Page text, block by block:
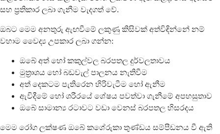
සහ ප්‍රතිකාර ලබා ගැනීම වැදගත් වේ.
ඔබට මෙම අනතුරු ඇඟවීමේ ලකුණු කිසිවක් අත්විඳින්නේ නම්
වහාම වෛද්‍ය උපකාර ලබා ගන්න:
ඔබේ අත් හෝ කකුල්වල බරපතල දුර්වලතාවය
මුත්‍රාශය හෝ බඩවැල් පාලනය නැතිවීම
අත් දෙකටම පැතිරෙන හිරිවැටීම හෝ ඇනීම
ඇවිදීමේ හෝ ශරීරයේ ශේෂය පවත්වා ගැනීමේ අපහසුතාව
ඔබේ සාමාන්‍ය රටාවට වඩා වෙනස් බරපතල හිසරදය
මෙම රෝග ලක්ෂණ ඔබේ කශේරුකා තුණ්ඩය සම්පීඩනය වී ඇති